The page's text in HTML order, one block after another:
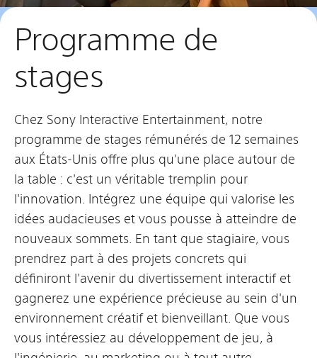
Programme de
stages
Chez Sony Interactive Entertainment, notre
programme de stages rémunérés de 12 semaines
aux États-Unis offre plus qu'une place autour de
la table : c'est un véritable tremplin pour
l'innovation. Intégrez une équipe qui valorise les
idées audacieuses et vous pousse à atteindre de
nouveaux sommets. En tant que stagiaire, vous
prendrez part à des projets concrets qui
définiront l'avenir du divertissement interactif et
gagnerez une expérience précieuse au sein d'un
environnement créatif et bienveillant. Que vous
vous intéressiez au développement de jeu, à